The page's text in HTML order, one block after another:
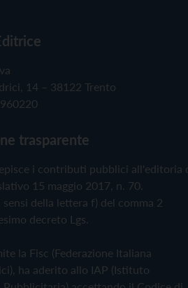
14 – 38122 Trento
trasparente
i contributi pubblici all'editoria
15 maggio 2017, n. 70.
sensi della lettera f) del comma 2
decreto Lgs.
la Fisc (Federazione Italiana
ha aderito allo IAP (Istituto